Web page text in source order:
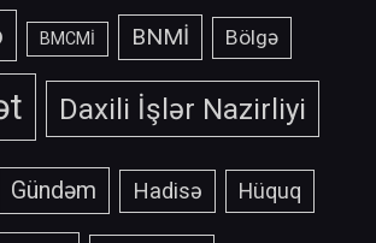
BMCMİ BNMİ Bölgə
Daxili İşlər Nazirliyi
Gündəm Hadisə Hüquq